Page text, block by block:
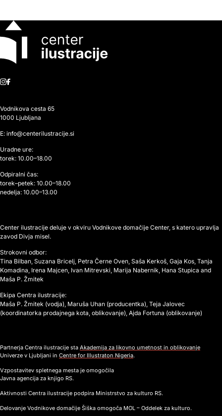
Instagram
Facebook
Vodnikova cesta 65
1000 Ljubljana
E: info@centerilustracije.si
Uradne ure:
torek: 10.00–18.00
Odpiralni čas:
torek–petek: 10.00–18.00
nedelja: 10.00–13.00
Center ilustracije deluje v okviru Vodnikove domačije Center, s katero upravlja
zavod Divja misel.
Strokovni odbor:
Tina Bilban, Suzana Bricelj, Petra Černe Oven, Saša Kerkoš, Gaja Kos, Tanja
Komadina, Irena Majcen, Ivan Mitrevski, Marija Nabernik, Hana Stupica and
Maša P. Žmitek
Ekipa Centra ilustracije:
Maša P. Žmitek (vodja), Maruša Uhan (producentka), Teja Jalovec
(koordinatorka prodajnega kota, oblikovanje), Ajda Fortuna (oblikovanje)
Partnerja Centra ilustracije sta Akademija za likovno umetnost in oblikovanje
Univerze v Ljubljani in Centre for Illustraton Nigeria.
Vzpostavitev spletnega mesta je omogočila
Javna agencija za knjigo RS.
Aktivnosti Centra ilustracije podpira Ministrstvo za kulturo RS.
Delovanje Vodnikove domačije Šiška omogoča MOL – Oddelek za kulturo.